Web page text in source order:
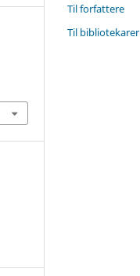
Til forfattere
Til bibliotekarer